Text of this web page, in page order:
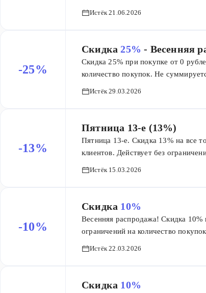
Истёк 21.06.2026
-25%
Скидка 25%- Весенняя
Скидка 25% при покупке от 0
количество покупок. Не
Истёк 29.03.2026
-13%
Пятница 13-е (13%)
Пятница 13-е. Скидка 13% на все
клиентов. Действует без
Истёк 15.03.2026
-10%
Скидка 10%
Весенняя распродажа! Скидка 10%
ограничений на количество
Истёк 22.03.2026
Скидка 10%